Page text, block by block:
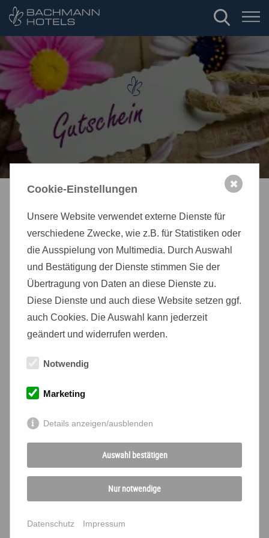
HOTEL AM KAISERSAAL
Bitte wählen Sie
Ihren Gutschein &
die gewünschten
Optionen
Cookie-Einstellungen
Unsere Website verwendet externe Dienste für
verschiedene Zwecke, wie z.B. für Statistiken oder
die Ausspielung von Multimedia. Durch Auswahl
und Bestätigung der Dienste stimmen Sie der
Übertragung von Daten an diese Dienste zu.
Diese Dienste und auch diese Website setzen ggf.
auch Cookies. Die Auswahl kann jederzeit
geändert und widerrufen werden.
Notwendig
Marketing
Details anzeigen/ausblenden
Auswahl bestätigen
Nur notwendige
Datenschutz Impressum
✖